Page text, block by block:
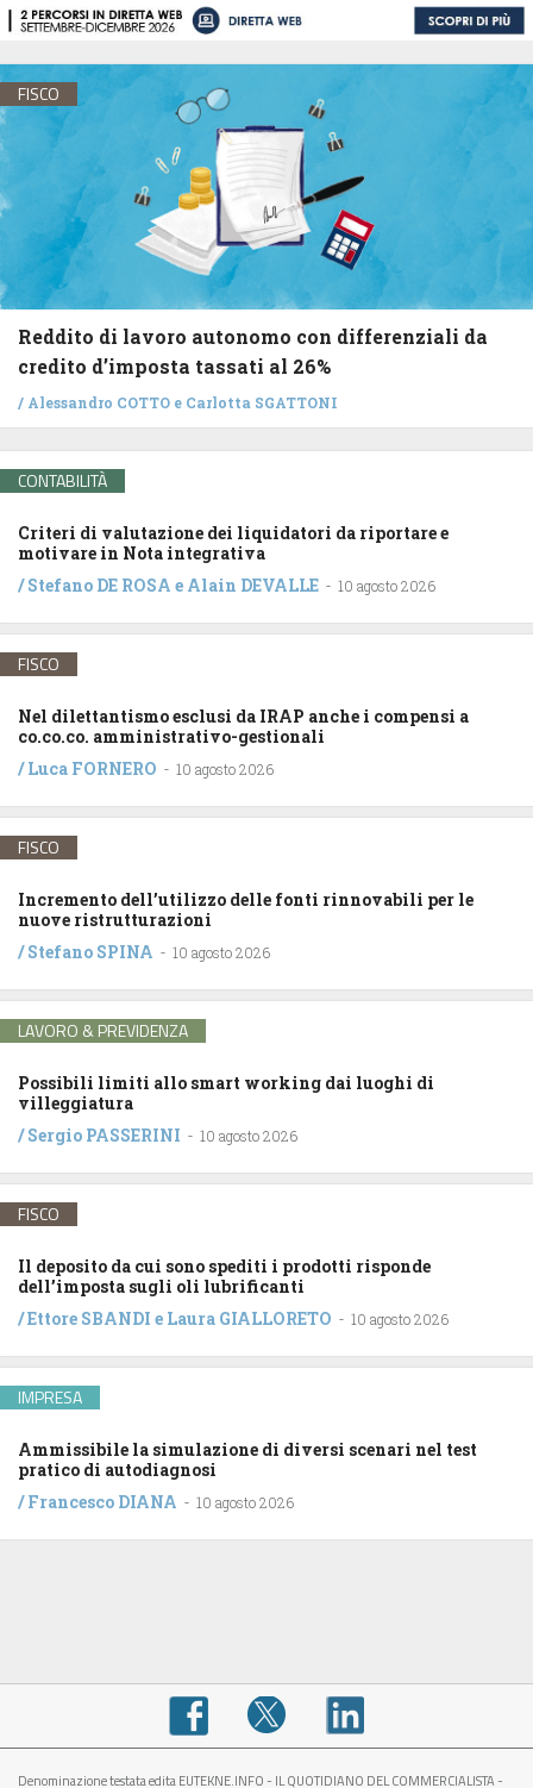
FISCO
Reddito di lavoro autonomo con differenziali da
credito d’imposta tassati al 26%
/ Alessandro COTTO e Carlotta SGATTONI
CONTABILITÀ
Criteri di valutazione dei liquidatori da riportare e
motivare in Nota integrativa
/Stefano DE ROSA e Alain DEVALLE - 10 agosto 2026
FISCO
Nel dilettantismo esclusi da IRAP anche i compensi a
co.co.co. amministrativo-gestionali
/Luca FORNERO - 10 agosto 2026
FISCO
Incremento dell’utilizzo delle fonti rinnovabili per le
nuove ristrutturazioni
/Stefano SPINA - 10 agosto 2026
LAVORO & PREVIDENZA
Possibili limiti allo smart working dai luoghi di
villeggiatura
/Sergio PASSERINI - 10 agosto 2026
FISCO
Il deposito da cui sono spediti i prodotti risponde
dell’imposta sugli oli lubrificanti
/Ettore SBANDI e Laura GIALLORETO - 10 agosto 2026
IMPRESA
Ammissibile la simulazione di diversi scenari nel test
pratico di autodiagnosi
/Francesco DIANA - 10 agosto 2026
Denominazione testata edita EUTEKNE.INFO - IL QUOTIDIANO DEL COMMERCIALISTA -